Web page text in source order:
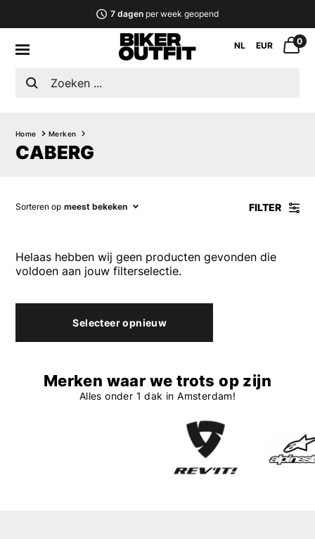
7 dagenper week geopend
NL EUR 0
Home Merken
CABERG
Sorteren op meest bekeken FILTER
Helaas hebben wij geen producten gevonden die
voldoen aan jouw filterselectie.
Selecteer opnieuw
Merken waar we trots op zijn
Alles onder 1 dak in Amsterdam!